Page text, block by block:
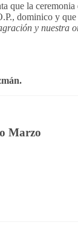
que la ceremonia
dominico y
y nuestra
Marzo